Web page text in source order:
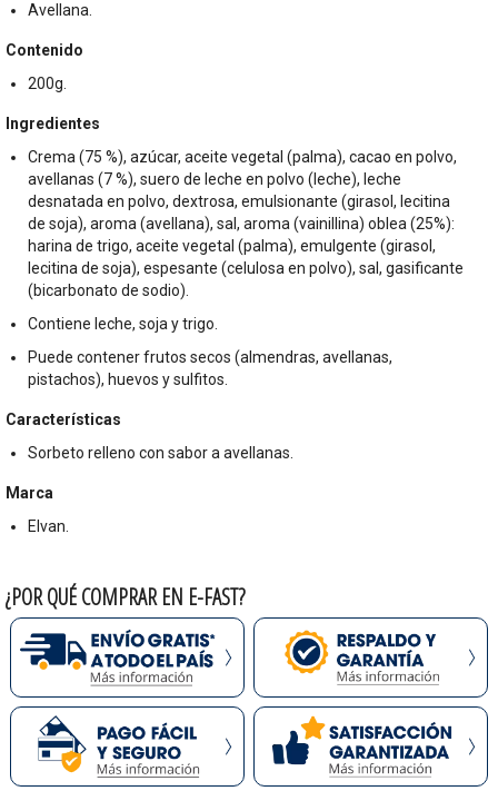
Avellana.
Contenido
200g.
Ingredientes
Crema (75 %), azúcar, aceite vegetal (palma), cacao en polvo,
avellanas (7 %), suero de leche en polvo (leche), leche
desnatada en polvo, dextrosa, emulsionante (girasol, lecitina
de soja), aroma (avellana), sal, aroma (vainillina) oblea (25%):
harina de trigo, aceite vegetal (palma), emulgente (girasol,
lecitina de soja), espesante (celulosa en polvo), sal, gasificante
(bicarbonato de sodio).
Contiene leche, soja y trigo.
Puede contener frutos secos (almendras, avellanas,
pistachos), huevos y sulfitos.
Características
Sorbeto relleno con sabor a avellanas.
Marca
Elvan.
¿POR QUÉ COMPRAR EN E-FAST?